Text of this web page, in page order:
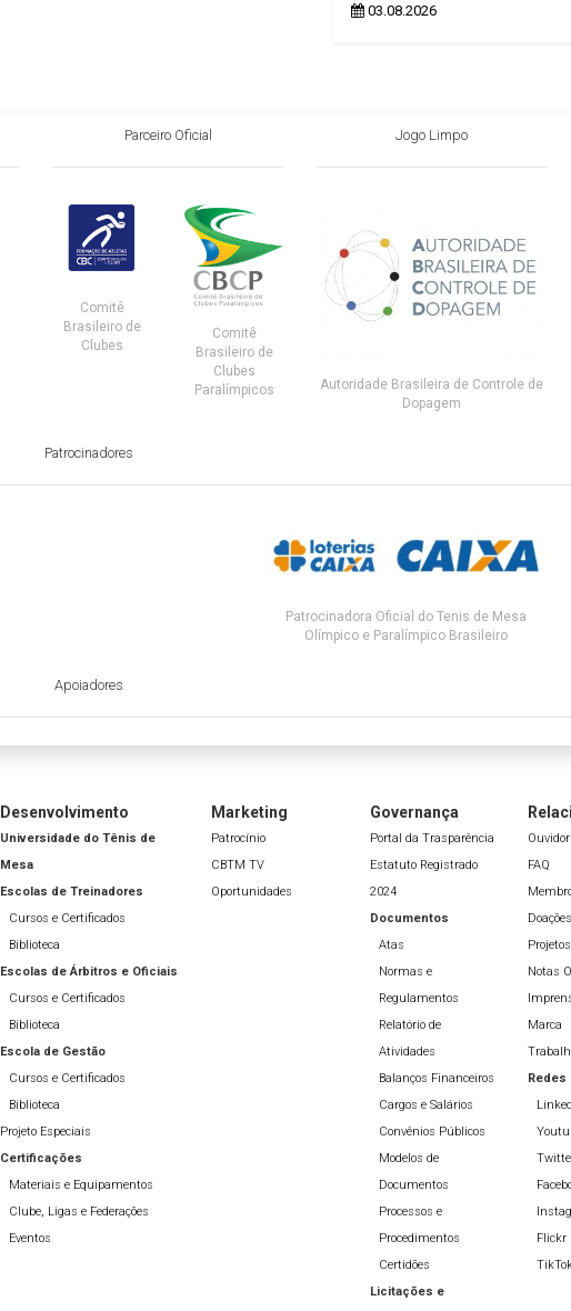
03.08.2026
Parceiro Oficial
Comitê
Brasileiro de
Clubes
Comitê
Brasileiro de
Clubes
Paralímpicos
Jogo Limpo
Autoridade Brasileira de Controle de
Dopagem
Patrocinadores
Patrocinadora Oficial do Tenis de Mesa
Olímpico e Paralímpico Brasileiro
Apoiadores
Desenvolvimento
Universidade do Tênis de
Mesa
Escolas de Treinadores
Cursos e Certificados
Biblioteca
Escolas de Árbitros e Oficiais
Cursos e Certificados
Biblioteca
Escola de Gestão
Cursos e Certificados
Biblioteca
Projeto Especiais
Certificações
Materiais e Equipamentos
Clube, Ligas e Federações
Eventos
Marketing
Patrocínio
CBTM TV
Oportunidades
Governança
Portal da Trasparência
Estatuto Registrado
2024
Documentos
Atas
Normas e
Regulamentos
Relatório de
Atividades
Balanços Financeiros
Cargos e Salários
Convênios Públicos
Modelos de
Documentos
Processos e
Procedimentos
Certidões
Licitações e
FAQ
Doações
Notas
Marca
Redes
Flickr